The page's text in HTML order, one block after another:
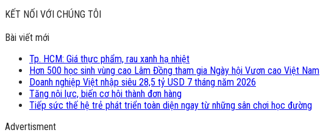
KẾT NỐI VỚI CHÚNG TÔI
Bài viết mới
Tp. HCM: Giá thực phẩm, rau xanh hạ nhiệt
Hơn 500 học sinh vùng cao Lâm Đồng tham gia Ngày hội Vươn cao Việt Nam
Doanh nghiệp Việt nhập siêu 28,5 tỷ USD 7 tháng năm 2026
Tăng nội lực, biến cơ hội thành đơn hàng
Tiếp sức thế hệ trẻ phát triển toàn diện ngay từ những sân chơi học đường
Advertisment